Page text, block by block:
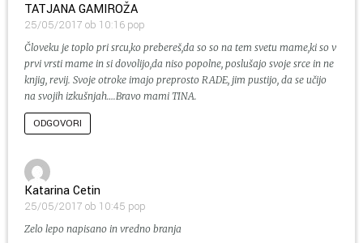
TATJANA GAMIROŽA
25/05/2017 ob 10:16 pop
Človeku je toplo pri srcu,ko prebereš,da so so na tem svetu mame,ki so v
prvi vrsti mame in si dovolijo,da niso popolne, poslušajo svoje srce in ne
knjig, revij. Svoje otroke imajo preprosto RADE, jim pustijo, da se učijo
na svojih izkušnjah….Bravo mami TINA.
ODGOVORI
Katarina Cetin
25/05/2017 ob 10:45 pop
Zelo lepo napisano in vredno branja